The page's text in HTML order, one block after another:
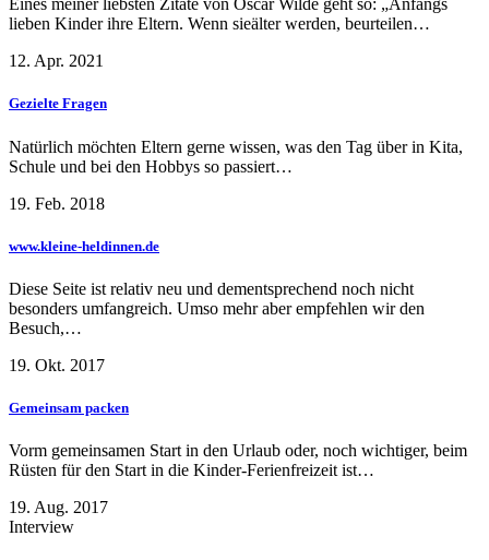
Eines meiner liebsten Zitate von Oscar Wilde geht so: „Anfangs
lieben Kinder ihre Eltern. Wenn sieälter werden, beurteilen…
12. Apr. 2021
Gezielte Fragen
Natürlich möchten Eltern gerne wissen, was den Tag über in Kita,
Schule und bei den Hobbys so passiert…
19. Feb. 2018
www.kleine-heldinnen.de
Diese Seite ist relativ neu und dementsprechend noch nicht
besonders umfangreich. Umso mehr aber empfehlen wir den
Besuch,…
19. Okt. 2017
Gemeinsam packen
Vorm gemeinsamen Start in den Urlaub oder, noch wichtiger, beim
Rüsten für den Start in die Kinder-Ferienfreizeit ist…
19. Aug. 2017
Interview